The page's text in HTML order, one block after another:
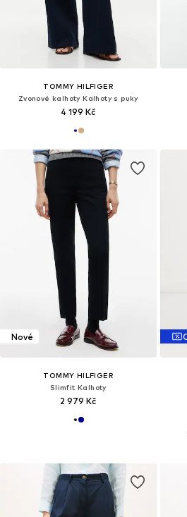
TOMMY HILFIGER
Zvonové kalhoty Kalhoty s puky
4 199 Kč
Nové
TOMMY HILFIGER
Slimfit Kalhoty
2 979 Kč